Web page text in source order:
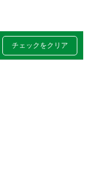
チェックをクリア